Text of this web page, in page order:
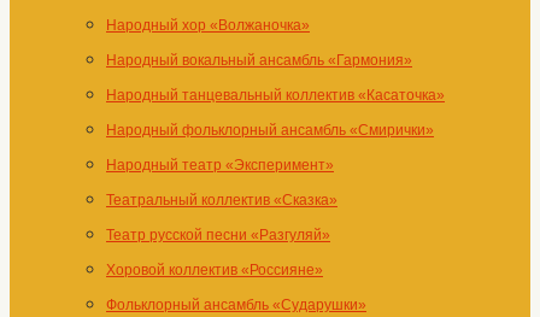
Народный хор «Волжаночка»
Народный вокальный ансамбль «Гармония»
Народный танцевальный коллектив «Касаточка»
Народный фольклорный ансамбль «Смирички»
Народный театр «Эксперимент»
Театральный коллектив «Сказка»
Театр русской песни «Разгуляй»
Хоровой коллектив «Россияне»
Фольклорный ансамбль «Сударушки»